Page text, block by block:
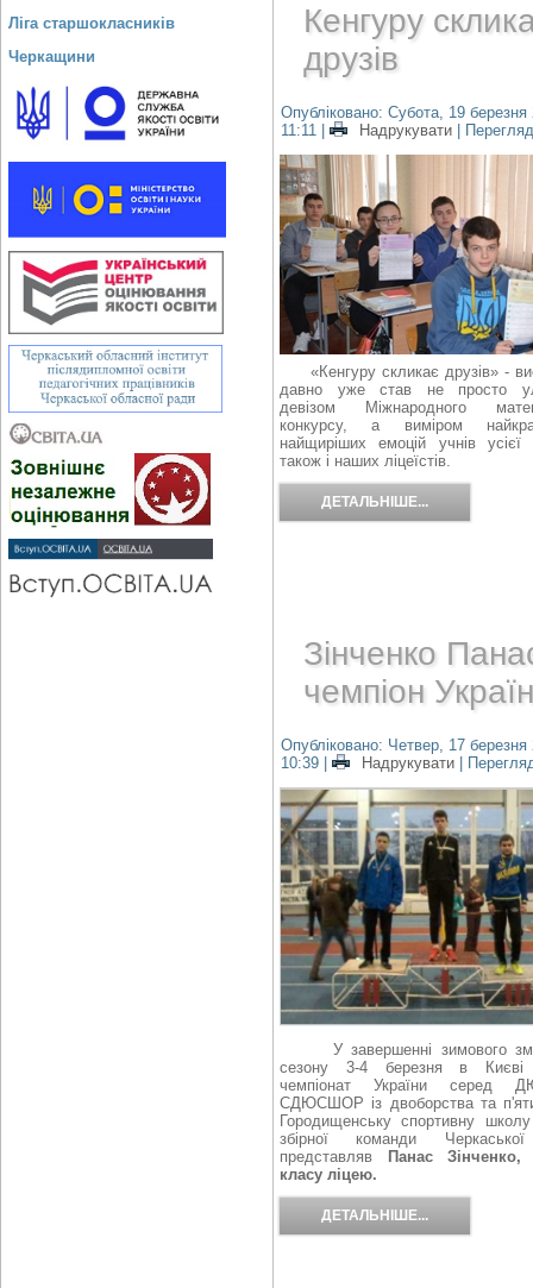
Ліга старшокласників
Черкащини
Кенгуру
друзів
Опубліковано: Субота, 19 березня
11:11
Надрукувати |
«Кенгуру скликає друзів» -
давно уже став не просто
девізом Міжнародного
конкурсу, а виміром
найщиріших емоцій учнів усієї
також і наших ліцеїстів.
ДЕТАЛЬНІШЕ...
Зінченко
чемпіон
Опубліковано: Четвер, 17 березня
10:39
Надрукувати |
У завершенні зимового
сезону 3-4 березня в Києві
чемпіонат України серед
СДЮСШОР із двоборства та
Городищенську спортивну
збірної команди
представляв
Панас
класу ліцею.
ДЕТАЛЬНІШЕ...